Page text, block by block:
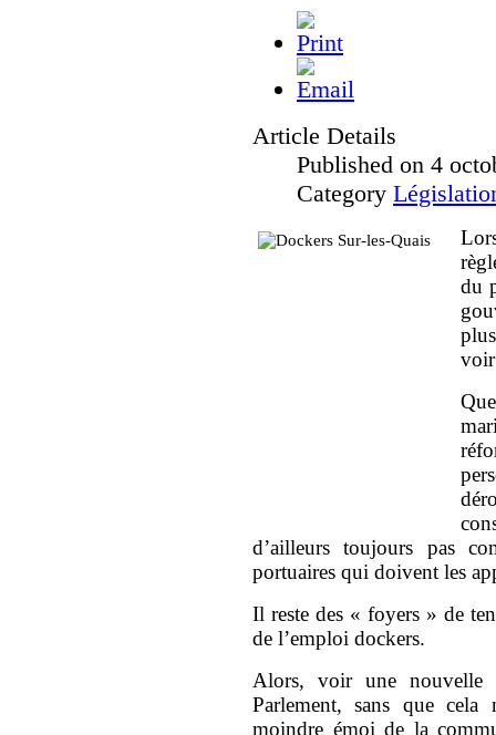
Article Details
Published on 4
Category
du
voir
d’ailleurs toujours pas
portuaires qui doivent les
Il reste des « foyers » de
de l’emploi dockers.
Alors, voir une nouvelle
Parlement, sans que
moindre émoi de la